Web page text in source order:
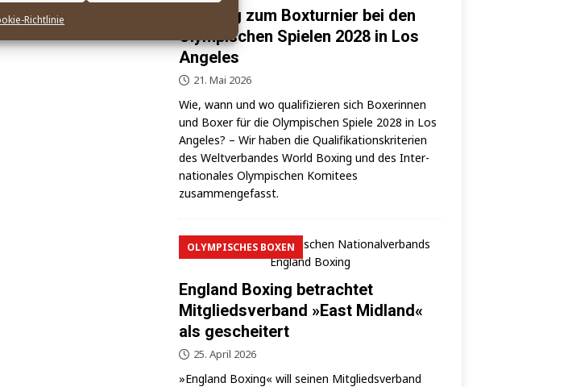
Richtlinie
Der Weg zum Boxturnier bei den
Olympischen Spielen 2028 in Los
Angeles
21. Mai 2026
Wie, wann und wo qua­li­fi­zie­ren sich Boxe­rin­nen
und Boxer für die Olym­pi­schen Spie­le 2028 in Los
Ange­les? – Wir haben die Qua­li­fi­ka­ti­ons­kri­te­ri­en
des Welt­ver­ban­des World Boxing und des Inter­
na­tio­na­les Olym­pi­schen Komi­tees
zusammengefasst.
OLYMPISCHES BOXEN
England Boxing betrachtet
Mitgliedsverband »East Midland«
als gescheitert
25. April 2026
»Eng­land Boxing« will sei­nen Mit­glieds­ver­band